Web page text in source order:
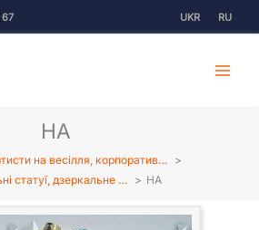
UKR RU
HA
на весілля, корпоратив…
статуї, дзеркальне …
HA